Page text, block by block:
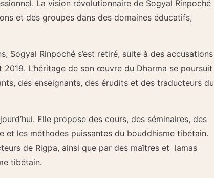
La vision révolutionnaire de Sogyal Rinpoché
et des groupes dans des domaines éducatifs,
Sogyal Rinpoché s’est retiré, suite à des accusations
L’héritage de son œuvre du Dharma se poursuit
des enseignants, des érudits et des traducteurs du
Elle propose des cours, des séminaires, des
les méthodes puissantes du bouddhisme tibétain.
de Rigpa, ainsi que par des maîtres et lamas
tibétain.